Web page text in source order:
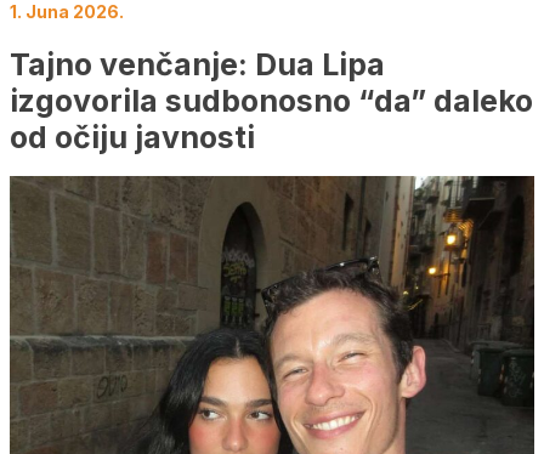
1. Juna 2026.
Tajno venčanje: Dua Lipa
izgovorila sudbonosno “da” daleko
od očiju javnosti